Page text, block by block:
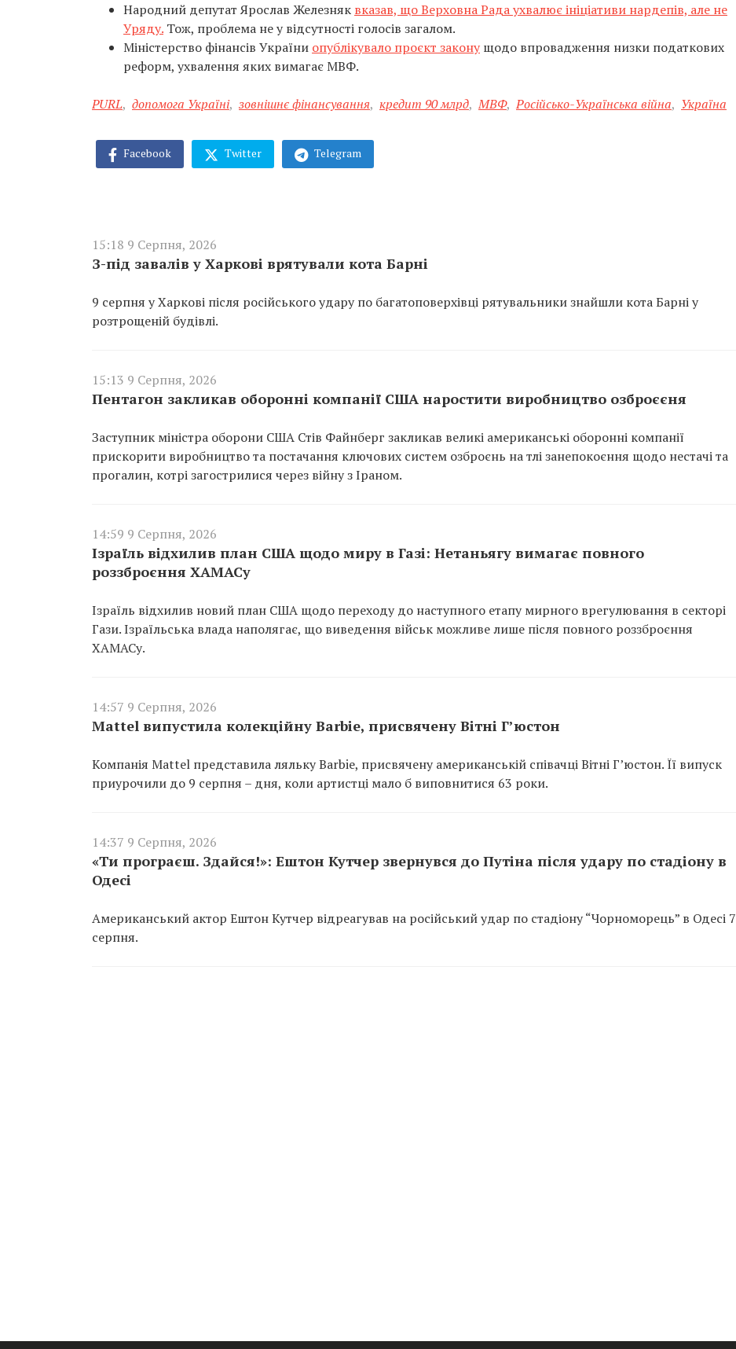
Народний депутат Ярослав Железняк вказав, що Верховна Рада ухвалює ініціативи нардепів, але не
Уряду. Тож, проблема не у відсутності голосів загалом.
Міністерство фінансів України опублікувало проєкт закону щодо впровадження низки податкових
реформ, ухвалення яких вимагає МВФ.
PURL, допомога Україні, зовнішнє фінансування, кредит 90 млрд, МВФ, Російсько-Українська війна, Україна
Facebook Twitter Telegram
15:18 9 Серпня, 2026
З-під завалів у Харкові врятували кота Барні
9 серпня у Харкові після російського удару по багатоповерхівці рятувальники знайшли кота Барні у
розтрощеній будівлі.
15:13 9 Серпня, 2026
Пентагон закликав оборонні компанії США наростити виробництво озброєєня
Заступник міністра оборони США Стів Файнберг закликав великі американські оборонні компанії
прискорити виробництво та постачання ключових систем озброєнь на тлі занепокоєння щодо нестачі та
прогалин, котрі загострилися через війну з Іраном.
14:59 9 Серпня, 2026
Ізраїль відхилив план США щодо миру в Газі: Нетаньягу вимагає повного
роззброєння ХАМАСу
Ізраїль відхилив новий план США щодо переходу до наступного етапу мирного врегулювання в секторі
Гази. Ізраїльська влада наполягає, що виведення військ можливе лише після повного роззброєння
ХАМАСу.
14:57 9 Серпня, 2026
Mattel випустила колекційну Barbie, присвячену Вітні Г’юстон
Компанія Mattel представила ляльку Barbie, присвячену американській співачці Вітні Г’юстон. Її випуск
приурочили до 9 серпня – дня, коли артистці мало б виповнитися 63 роки.
14:37 9 Серпня, 2026
«Ти програєш. Здайся!»: Ештон Кутчер звернувся до Путіна після удару по стадіону в
Одесі
Американський актор Ештон Кутчер відреагував на російський удар по стадіону “Чорноморець” в Одесі 7
серпня.